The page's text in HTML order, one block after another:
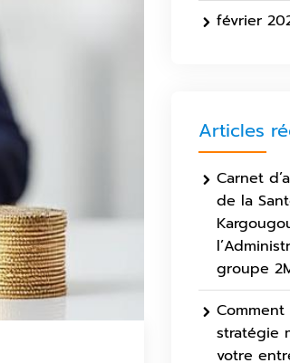
février
Articles
Carnet
de la
groupe
stratégie
votre